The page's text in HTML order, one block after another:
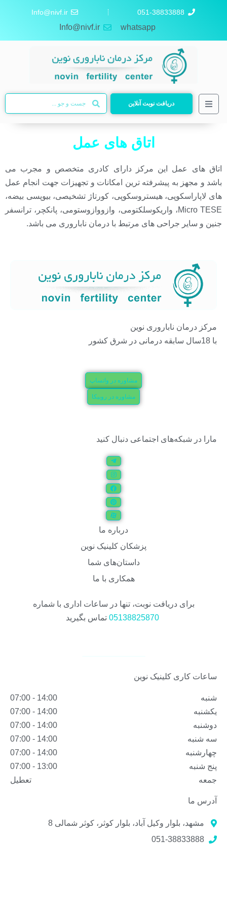
051-38833888
Info@nivf.ir
whatsapp
Info@nivf.ir
دریافت نوبت آنلاین
اتاق های عمل
اتاق های عمل این مرکز دارای کادری متخصص و مجرب می
باشد و مجهز به پیشرفته ترین امکانات و تجهیزات جهت انجام عمل
های لاپاراسکوپی، هیستروسکوپی، کورتاژ تشخیصی، بیوپسی بیضه،
Micro TESE، واریکوسلکتومی، وازووازوستومی، پانکچر، ترانسفر
جنین و سایر جراحی های مرتبط با درمان ناباروری می باشد.
مرکز درمان ناباروری نوین
با 18سال سابقه درمانی در شرق کشور
مشاوره در واتساپ
مشاوره در روبیکا
مارا در شبکه‌های اجتماعی دنبال کنید
درباره ما
پزشکان کلینیک نوین
داستان‌های شما
همکاری با ما
برای دریافت نوبت، تنها در ساعات اداری با شماره
05138825870 تماس بگیرید
ساعات کاری کلینیک نوین
شنبه
14:00 - 07:00
یکشنبه
14:00 - 07:00
دوشنبه
14:00 - 07:00
سه شنبه
14:00 - 07:00
چهارشنبه
14:00 - 07:00
پنج شنبه
13:00 - 07:00
جمعه
تعطیل
آدرس ما
مشهد، بلوار وکیل آباد، بلوار کوثر، کوثر شمالی 8
051-38833888